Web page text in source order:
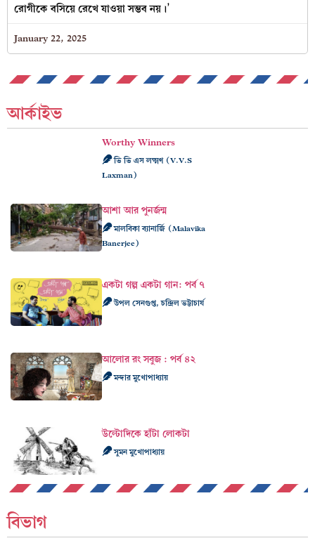
রোগীকে বসিয়ে রেখে যাওয়া সম্ভব নয়।’
January 22, 2025
আর্কাইভ
Worthy Winners
ভি ভি এস লক্ষ্মণ (V.V.S
Laxman)
আশা আর পুনর্জন্ম
মালবিকা ব্যানার্জি (Malavika
Banerjee)
একটা গল্প একটা গান: পর্ব ৭
উপল সেনগুপ্ত, চন্দ্রিল ভট্টাচার্য
আলোর রং সবুজ : পর্ব ৪২
মন্দার মুখোপাধ্যায়
উল্টোদিকে হাঁটা লোকটা
সুমন মুখোপাধ্যায়
বিভাগ